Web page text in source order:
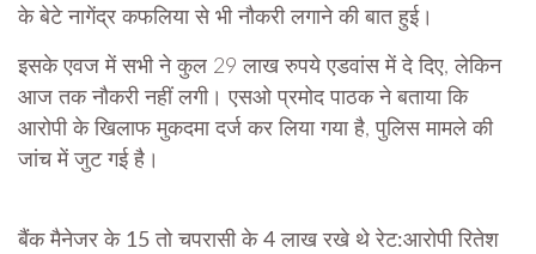
के बेटे नागेंद्र कफलिया से भी नौकरी लगाने की बात हुई।
इसके एवज में सभी ने कुल 29 लाख रुपये एडवांस में दे दिए, लेकिन
आज तक नौकरी नहीं लगी। एसओ प्रमोद पाठक ने बताया कि
आरोपी के खिलाफ मुकदमा दर्ज कर लिया गया है, पुलिस मामले की
जांच में जुट गई है।
बैंक मैनेजर के 15 तो चपरासी के 4 लाख रखे थे रेट:आरोपी रितेश